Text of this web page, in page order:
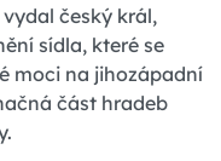
český král,
sídla, které se
moci na jihozápadní
část hradeb